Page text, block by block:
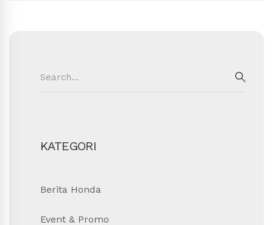
for:
KATEGORI
Berita Honda
Event & Promo